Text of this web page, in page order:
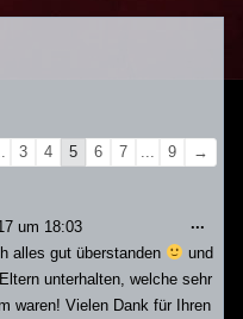
3 4 5 6 7 9 →
um 18:03
alles gut überstanden
und
unterhalten, welche sehr
waren! Vielen Dank für Ihren
...
ein-/